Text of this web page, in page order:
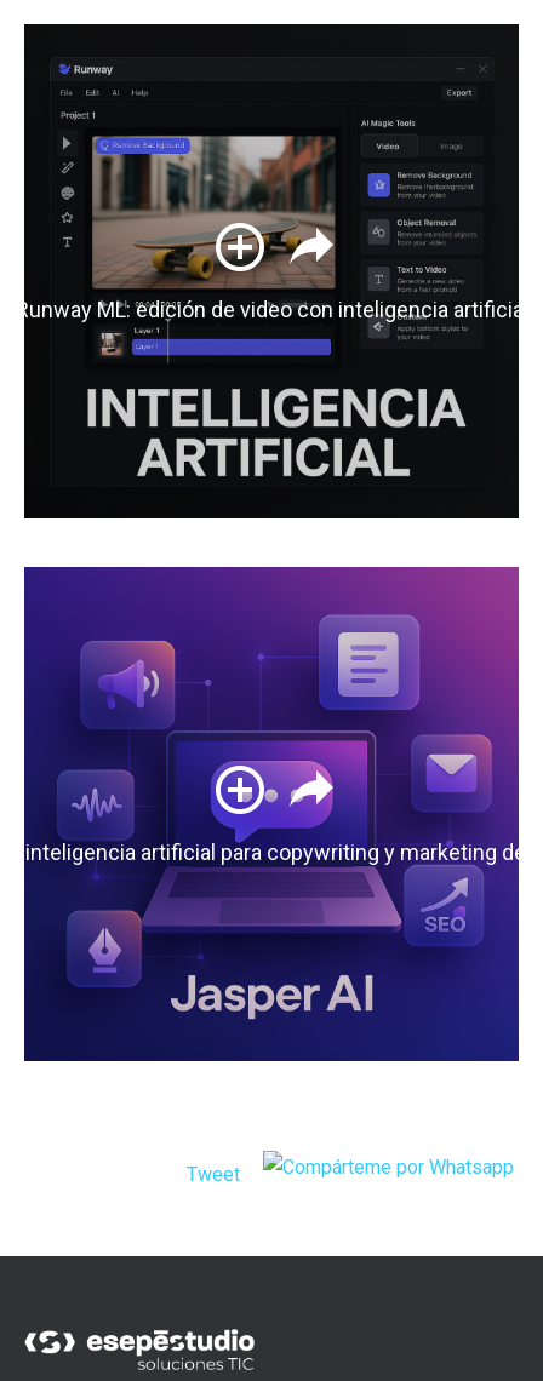
Runway ML: edición de video con inteligencia artificial
la inteligencia artificial para copywriting y marketing de
Tweet